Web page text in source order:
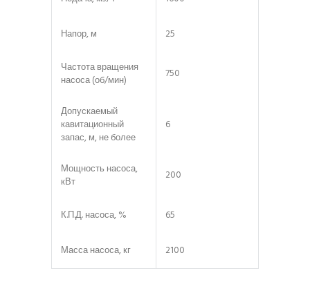
Напор, м 25
Частота вращения
насоса (об/мин)
750
Допускаемый
кавитационный
запас, м, не более
6
Мощность насоса,
кВт
200
К.П.Д. насоса, % 65
Масса насоса, кг 2100